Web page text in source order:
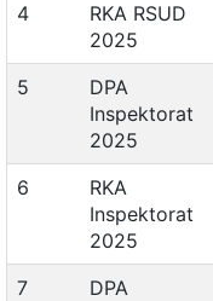
4
RKA RSUD
2025
5
DPA
Inspektorat
2025
6
RKA
Inspektorat
2025
7
DPA